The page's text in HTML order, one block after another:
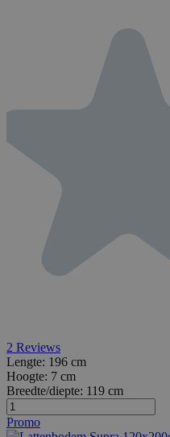
2 Reviews
Lengte: 196 cm
Hoogte: 7 cm
Breedte/diepte: 119 cm
Promo